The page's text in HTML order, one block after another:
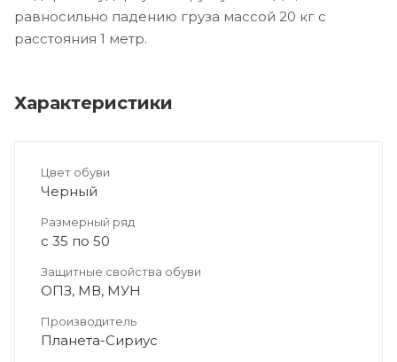
равносильно падению груза массой 20 кг с
расстояния 1 метр.
Характеристики
Цвет обуви
Черный
Размерный ряд
с 35 по 50
Защитные свойства обуви
ОПЗ, МВ, МУН
Производитель
Планета-Сириус